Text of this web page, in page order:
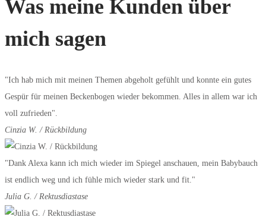
Was meine Kunden über
mich sagen
"Ich hab mich mit meinen Themen abgeholt gefühlt und konnte ein gutes
Gespür für meinen Beckenbogen wieder bekommen. Alles in allem war ich
voll zufrieden".
Cinzia W. / Rückbildung
"Dank Alexa kann ich mich wieder im Spiegel anschauen, mein Babybauch
ist endlich weg und ich fühle mich wieder stark und fit."
Julia G. / Rektusdiastase